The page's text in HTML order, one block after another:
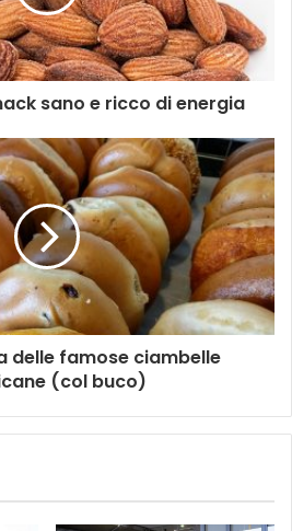
sano e ricco di energia
delle famose ciambelle
(col buco)